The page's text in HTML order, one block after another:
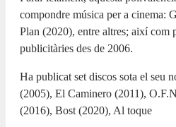
compondre música per a cinema:
Plan (2020), entre altres; així com
publicitàries des de 2006.
Ha publicat set discos sota el seu
(2005), El Caminero (2011),
(2016), Bost (2020), Al toque